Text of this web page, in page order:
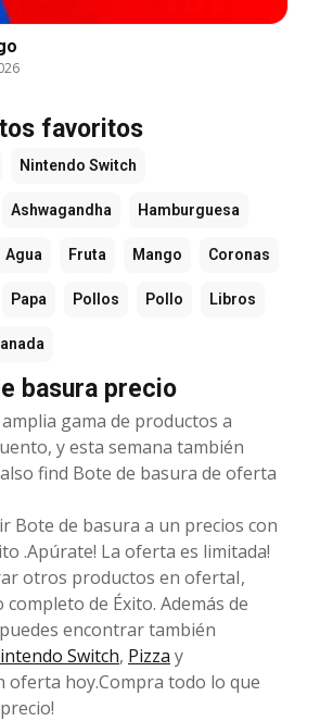
favoritos
Nintendo Switch
Ashwagandha Hamburguesa
Agua Fruta Mango Coronas
Papa Pollos Pollo Libros
basura precio
gama de productos a
y esta semana también
find Bote de basura de oferta
Bote de basura a un precios con
.Apúrate! La oferta es limitada!
otros productos en ofertaI,
de Éxito. Además de
encontrar también
Switch, Pizza y
oferta hoy.Compra todo lo que